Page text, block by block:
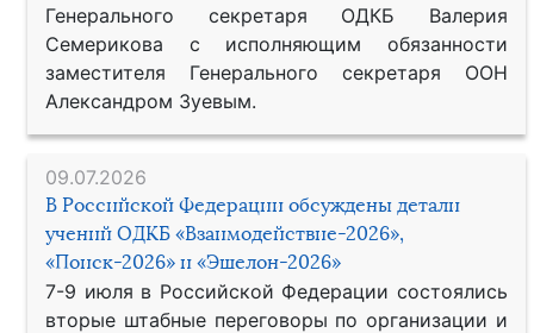
Генерального секретаря ОДКБ Валерия
Семерикова с исполняющим обязанности
заместителя Генерального секретаря ООН
Александром Зуевым.
09.07.2026
В Российской Федерации обсуждены детали
учений ОДКБ «Взаимодействие-2026»,
«Поиск-2026» и «Эшелон-2026»
7-9 июля в Российской Федерации состоялись
вторые штабные переговоры по организации и